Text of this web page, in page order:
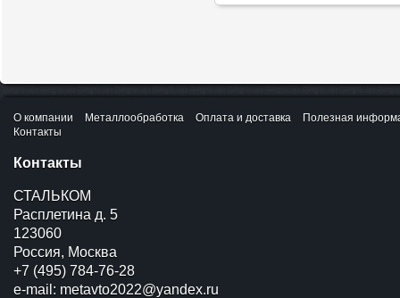
О компании Металлообработка Оплата и доставка
Полезная
Контакты
Контакты
СТАЛЬКОМ
Расплетина д. 5
123060
Россия, Москва
+7 (495) 784-76-28
e-mail: metavto2022@yandex.ru